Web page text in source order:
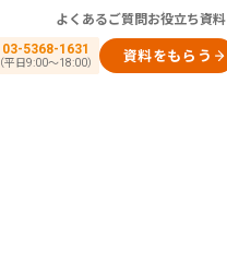
よくあるご質問 お役立ち資料
03-5368-1631
（平日9:00～18:00） 資料をもらう